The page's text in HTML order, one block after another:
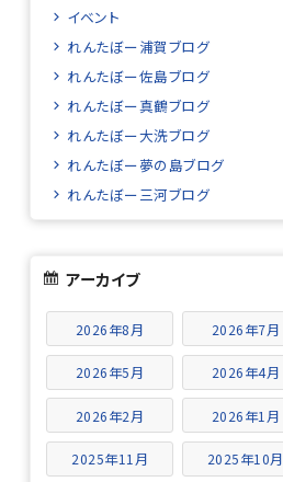
イベント
れんたぼー浦賀ブログ
れんたぼー佐島ブログ
れんたぼー真鶴ブログ
れんたぼー大洗ブログ
れんたぼー夢の島ブログ
れんたぼー三河ブログ
アーカイブ
2026年8月 2026年7月
2026年5月 2026年4月
2026年2月 2026年1月
2025年11月 2025年10月